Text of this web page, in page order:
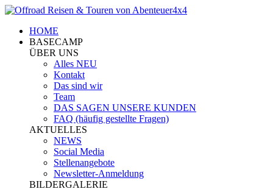
HOME
BASECAMP
ÜBER UNS
Alles NEU
Kontakt
Das sind wir
Team
DAS SAGEN UNSERE KUNDEN
FAQ (häufig gestellte Fragen)
AKTUELLES
NEWS
Social Media
Stellenangebote
Newsletter-Anmeldung
BILDERGALERIE